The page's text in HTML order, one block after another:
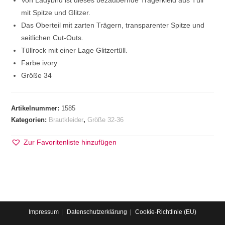
mit Spitze und Glitzer.
Das Oberteil mit zarten Trägern, transparenter Spitze und
seitlichen Cut-Outs.
Tüllrock mit einer Lage Glitzertüll.
Farbe ivory
Größe 34
Artikelnummer: 1585
Kategorien: Brautkleider,Größe 32-36
Zur Favoritenliste hinzufügen
Impressum Datenschutzerklärung Cookie-Richtlinie (EU)